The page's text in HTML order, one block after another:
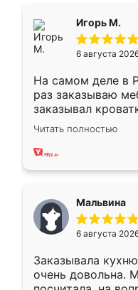
Игорь М.
6 августа
На самом деле в
раз заказываю
заказывал
ребёнка при его
заказал шкаф-
хорошее сборка
меньше, здесь же
Мне нравится
мебели буду
Читать полностью
Мальвина
6 августа
Заказывала
очень довольна.